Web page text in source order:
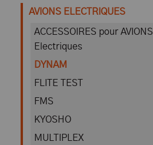
AVIONS ELECTRIQUES
ACCESSOIRES pour AVIONS
Electriques
DYNAM
FLITE TEST
FMS
KYOSHO
MULTIPLEX